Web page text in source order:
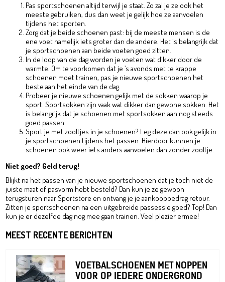
Pas sportschoenen altijd terwijl je staat. Zo zal je ze ook het
meeste gebruiken, dus dan weet je gelijk hoe ze aanvoelen
tijdens het sporten.
Zorg dat je beide schoenen past: bij de meeste mensen is de
ene voet namelijk iets groter dan de andere. Het is belangrijk dat
je sportschoenen aan beide voeten goed zitten.
In de loop van de dag worden je voeten wat dikker door de
warmte. Om te voorkomen dat je ’s avonds met te krappe
schoenen moet trainen, pas je nieuwe sportschoenen het
beste aan het einde van de dag.
Probeer je nieuwe schoenen gelijk met de sokken waarop je
sport. Sportsokken zijn vaak wat dikker dan gewone sokken. Het
is belangrijk dat je schoenen met sportsokken aan nog steeds
goed passen.
Sport je met zooltjes in je schoenen? Leg deze dan ook gelijk in
je sportschoenen tijdens het passen. Hierdoor kunnen je
schoenen ook weer iets anders aanvoelen dan zonder zooltje.
Niet goed? Geld terug!
Blijkt na het passen van je nieuwe sportschoenen dat je toch niet de
juiste maat of pasvorm hebt besteld? Dan kun je ze gewoon
terugsturen naar Sportstore en ontvang je je aankoopbedrag retour.
Zitten je sportschoenen na een uitgebreide passessie goed? Top! Dan
kun je er dezelfde dag nog mee gaan trainen. Veel plezier ermee!
MEEST RECENTE BERICHTEN
VOETBALSCHOENEN MET NOPPEN
VOOR OP IEDERE ONDERGROND